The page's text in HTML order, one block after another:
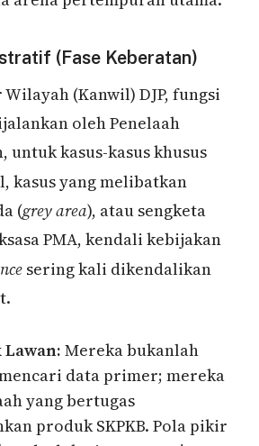
(Fase Keberatan)
(Kanwil) DJP, fungsi
oleh Penelaah
untuk kasus-kasus khusus
kasus yang melibatkan
(grey area), atau sengketa
PMA, kendali kebijakan
sering kali dikendalikan
Mereka bukanlah
data primer; mereka
yang bertugas
produk SKPKB. Pola pikir